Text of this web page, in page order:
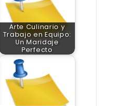
Arte Culinario y
Trabajo en Equipo:
Un Maridaje
Perfecto